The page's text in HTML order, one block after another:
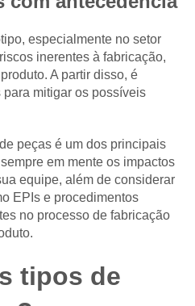
especialmente no setor
inerentes à fabricação,
A partir disso, é
mitigar os possíveis
peças é um dos principais
em mente os impactos
equipe, além de considerar
EPIs e procedimentos
no processo de fabricação
tipos de